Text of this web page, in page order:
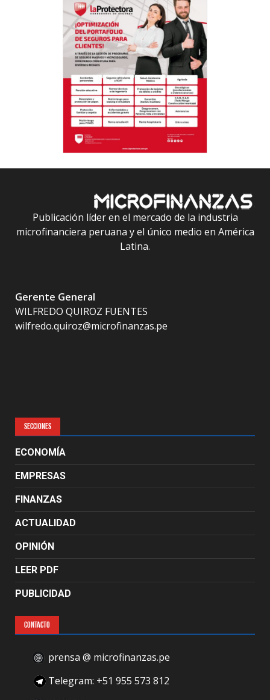
Publicación líder en el mercado de la industria
microfinanciera peruana y el único medio en América
Latina.
Gerente General
WILFREDO QUIROZ FUENTES
wilfredo.quiroz@microfinanzas.pe
SECCIONES
ECONOMÍA
EMPRESAS
FINANZAS
ACTUALIDAD
OPINIÓN
LEER PDF
PUBLICIDAD
CONTACTO
prensa @ microfinanzas.pe
Telegram: +51 955 573 812